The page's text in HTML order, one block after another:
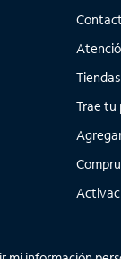
Trae tu